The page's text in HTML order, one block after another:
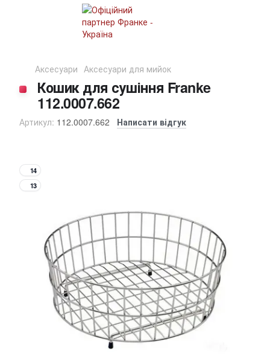
Аксесуари Аксесуари для мийок
Кошик для сушіння Franke
112.0007.662
Артикул: 112.0007.662 Написати відгук
14
13